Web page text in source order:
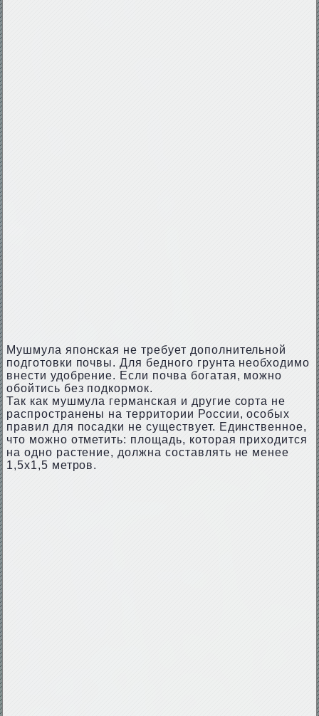
Мушмула японская не требует дополнительной
подготовки почвы. Для бедного грунта необходимо
внести удобрение. Если почва богатая, можно
обойтись без подкормок.
Так как мушмула германская и другие сорта не
распространены на территории России, особых
правил для посадки не существует. Единственное,
что можно отметить: площадь, которая приходится
на одно растение, должна составлять не менее
1,5х1,5 метров.